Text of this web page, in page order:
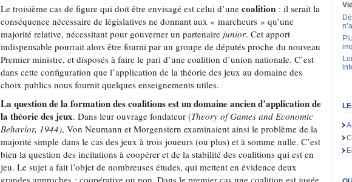
Le troisième cas de figure qui doit être envisagé est celui d’unecoalition : il serait la
conséquence nécessaire de législatives ne donnant aux « marcheurs » qu’une
majorité relative, nécessitant pour gouverner un partenaire junior. Cet apport
indispensable pourrait alors être fourni par un groupe de députés proche du nouveau
Premier ministre, et disposés à faire le pari d’une coalition d’union nationale. C’est
dans cette configuration que l’application de la théorie des jeux au domaine des
choix publics nous fournit quelques enseignements utiles.
La question de la formation des coalitions est un domaine ancien d’application de
la théorie des jeux. Dans leur ouvrage fondateur (Theory of Games and Economic
Behavior, 1944), Von Neumann et Morgenstern examinaient ainsi le problème de la
majorité simple dans le cas des jeux à trois joueurs (ou plus) et à somme nulle. C’est
bien la question des incitations à coopérer et de la stabilité des coalitions qui est en
jeu. Le sujet a fait l’objet de nombreuses études, qui mettent en évidence deux
grandes approches : coopérative ou non. Dans le premier cas une coalition est jugée